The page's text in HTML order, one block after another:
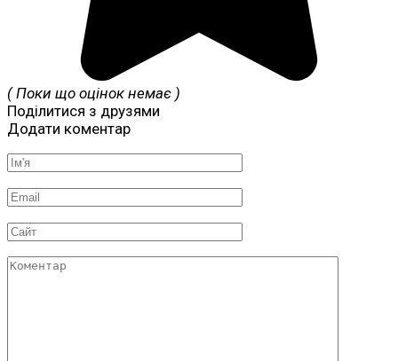
( Поки що оцінок немає )
Поділитися з друзями
Додати коментар
Ім'я
*
Email
*
Сайт
Коментар